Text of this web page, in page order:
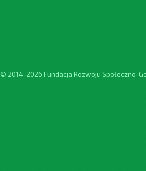
© 2014-2026 Fundacja Rozwoju Społeczno-